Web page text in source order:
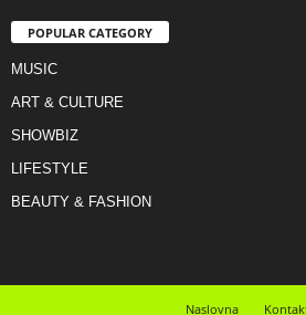
POPULAR CATEGORY
MUSIC
ART & CULTURE
SHOWBIZ
LIFESTYLE
BEAUTY & FASHION
Naslovna